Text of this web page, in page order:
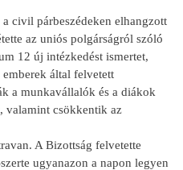
civil párbeszédeken elhangzott
az uniós polgárságról szóló
12 új intézkedést ismertet,
által felvetett
a munkavállalók és a diákok
valamint csökkentik az
A Bizottság felvetette
ugyanazon a napon legyen